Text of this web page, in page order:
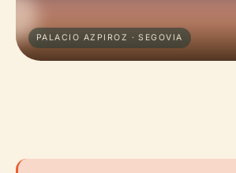
PALACIO AZPIROZ · SEGOVIA